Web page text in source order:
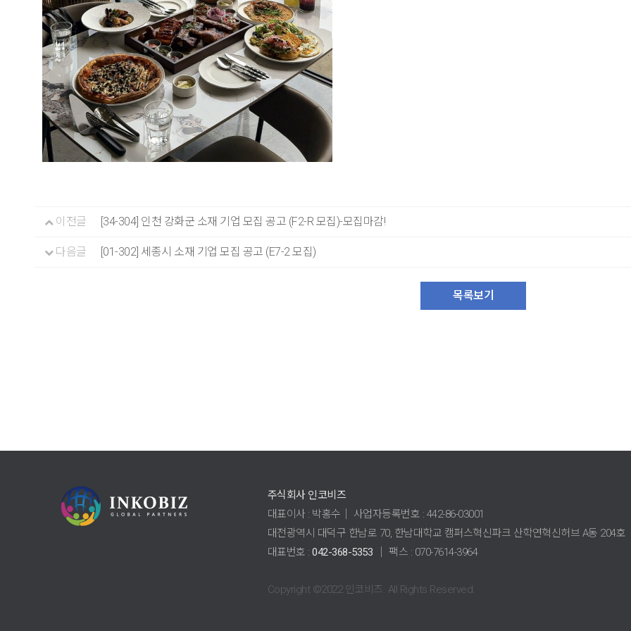
이전글 [34-304] 인천 강화군 소재 기업 모집 공고 (F2-R 모집)-모집마감!
다음글 [01-302] 세종시 소재 기업 모집 공고 (E7-2 모집)
목록보기
주식회사 인코비즈
대표이사 : 박홍수│ 사업자등록번호 : 442-86-03001
대전광역시 대덕구 한남로 70, 한남대학교 캠퍼스혁신파크 산학연혁신허브 A동 204호
대표번호 : 042-368-5353 │ 팩스 : 070-7614-3964
Copyright ©2022 인코비즈. All Rights Reserved.